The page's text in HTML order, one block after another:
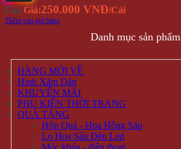
Giá Giá:250.000 VNĐ/Cái
Thêm vào giỏ hàng
Danh mục sản phẩm
HÀNG MỚI VỀ
Hình Xăm Dán
KHUYẾN MÃI
PHỤ KIỆN THỜI TRANG
QUÀ TẶNG
Hộp Quà - Hoa Hồng Sáp
Lọ Hoa Sáp Đèn Led